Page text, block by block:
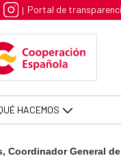
| Portal de
HACEMOS
General de